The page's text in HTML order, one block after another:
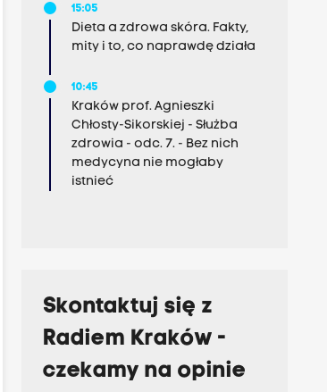
15:05
Dieta a zdrowa skóra. Fakty,
mity i to, co naprawdę działa
10:45
Kraków prof. Agnieszki
Chłosty-Sikorskiej - Służba
zdrowia - odc. 7. - Bez nich
medycyna nie mogłaby
istnieć
Skontaktuj się z
Radiem Kraków -
czekamy na opinie